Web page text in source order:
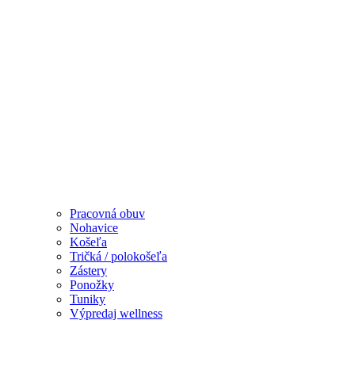
Pracovná obuv
Nohavice
Košeľa
Tričká / polokošeľa
Zástery
Ponožky
Tuniky
Výpredaj wellness